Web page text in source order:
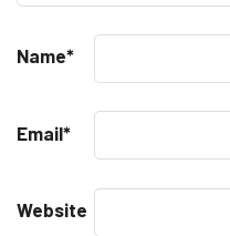
Name*
Email*
Website